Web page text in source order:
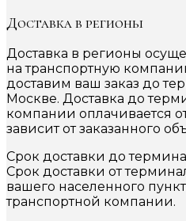
Доставка в регионы
Доставка в регионы
на транспортную
доставим ваш заказ до
Москве. Доставка до
компании оплачивается
зависит от заказанного
Срок доставки до
Срок доставки от
вашего населенного
транспортной компании.